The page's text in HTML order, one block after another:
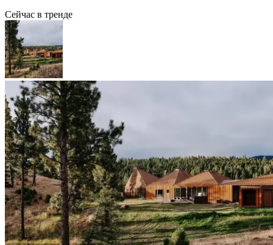
Сейчас в тренде